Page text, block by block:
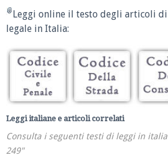
Leggi online il testo degli articoli
legale in Italia:
Leggi italiane e articoli correlati
Consulta i seguenti testi di leggi in
249"